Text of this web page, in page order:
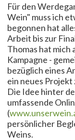
Für den
Wein" muss ich
begonnen hat
Arbeit bis zur
Thomas hat
Kampagne -
bezüglich eines
ein neues
Die Idee hinter
umfassende
(
persönlicher
Weins.